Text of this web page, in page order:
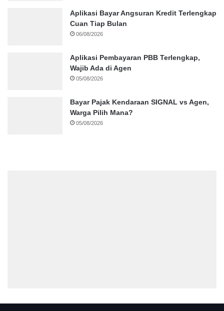
Aplikasi Bayar Angsuran Kredit Terlengkap
Cuan Tiap Bulan
06/08/2026
Aplikasi Pembayaran PBB Terlengkap,
Wajib Ada di Agen
05/08/2026
Bayar Pajak Kendaraan SIGNAL vs Agen,
Warga Pilih Mana?
05/08/2026